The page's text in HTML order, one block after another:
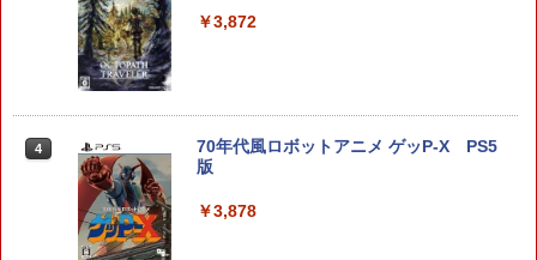
2025年 スイッチ2モデル用 スリムケース
持ち運び キャリングケース 耐衝撃 薄型
ハードポーチ ゲームカード12枚収納 ア
￥3,872
4
70年代風ロボットアニメ ゲッP-X PS5
版
￥3,878